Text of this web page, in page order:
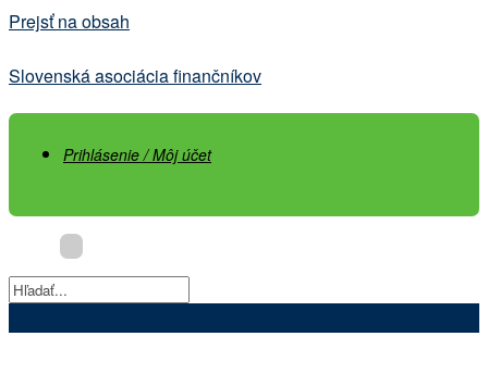
Prejsť na obsah
Slovenská asociácia finančníkov
Prihlásenie / Môj účet